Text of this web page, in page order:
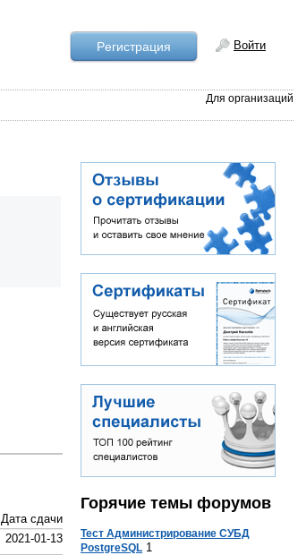
Рeгистрация Войти
Для организаций
Дата сдачи
2021-01-13
Горячие темы форумов
Тест Администрирование СУБД
PostgreSQL 1